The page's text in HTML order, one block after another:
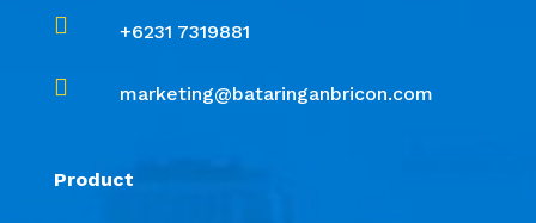
 +6231 7319881
 marketing@bataringanbricon.com
Product